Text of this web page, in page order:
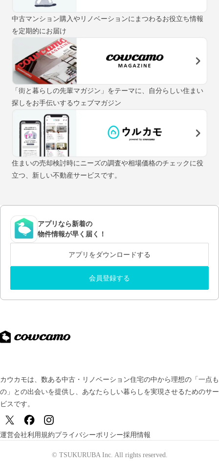
中古マンション購入やリノベーションにまつわるお役立ち情報
を定期的にお届け
「街と暮らしの先輩マガジン」をテーマに、自分らしい住まい
探しをお手伝いするウェブマガジン
住まいの売却検討時にニーズの調査や相場価格のチェックに役
立つ、新しい不動産サービスです。
アプリなら新着の
物件情報が早く届く！
アプリをダウンロードする
会員登録する
カウカモは、数ある中古・リノベーション住宅の中から理想の「一点も
の」との出会いを提供し、 あなたらしい暮らしを実現させるためのサー
ビスです。
運営会社利用規約プライバシーポリシー採用情報
© TSUKURUBA Inc. All rights reserved.